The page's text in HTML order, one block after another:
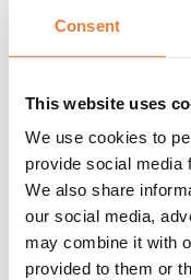
Consent
This website uses
We use cookies to
provide social media
We also share
our social media,
may combine it with
provided to them or
HYRESVILLKOR
KUNDTJÄNST
av mobil kiosk eller
denna enhet möjlighet till
fungerar som caféenhet
standard utrustad med
Ritningen illustrerar
Utrustningen ingår ej.